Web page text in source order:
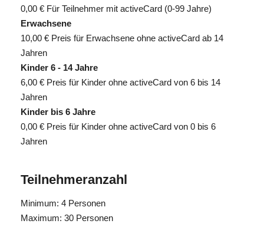
0,00 € Für Teilnehmer mit activeCard (0-99 Jahre)
Erwachsene
10,00 € Preis für Erwachsene ohne activeCard ab 14
Jahren
Kinder 6 - 14 Jahre
6,00 € Preis für Kinder ohne activeCard von 6 bis 14
Jahren
Kinder bis 6 Jahre
0,00 € Preis für Kinder ohne activeCard von 0 bis 6
Jahren
Teilnehmeranzahl
Minimum: 4 Personen
Maximum: 30 Personen